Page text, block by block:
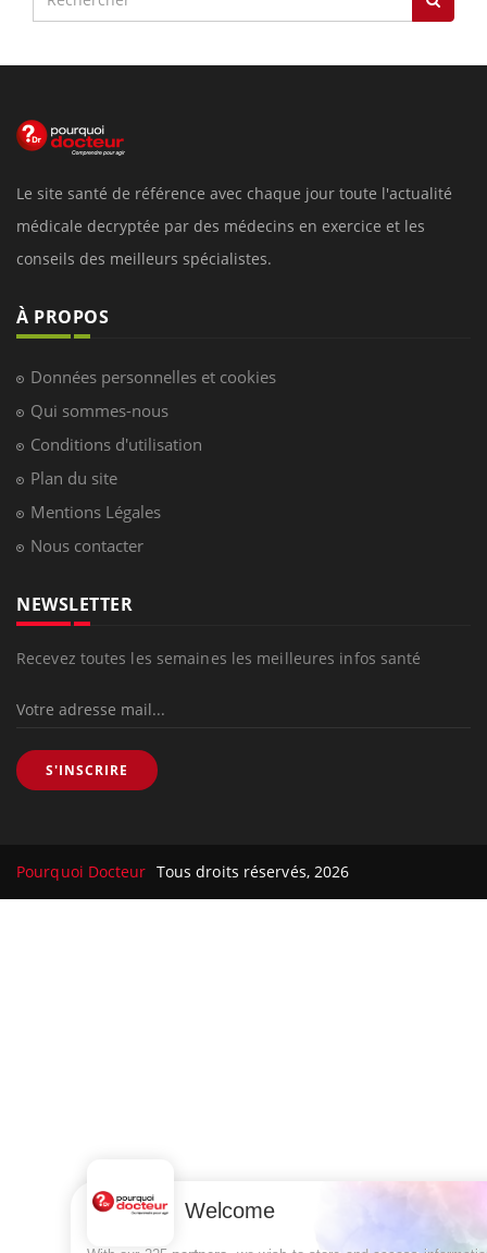
Le site santé de référence avec chaque jour toute l'actualité
médicale decryptée par des médecins en exercice et les
conseils des meilleurs spécialistes.
À PROPOS
Données personnelles et cookies
Qui sommes-nous
Conditions d'utilisation
Plan du site
Mentions Légales
Nous contacter
NEWSLETTER
Recevez toutes les semaines les meilleures infos santé
S'INSCRIRE
Pourquoi Docteur Tous droits réservés, 2026
Welcome